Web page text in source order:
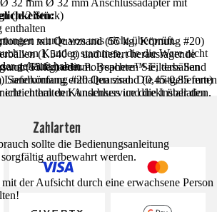
32 mm Ø 32 mm Anschlussadapter mit
(je 2 Stück)
(55 kg) oder Polysphere™-Filterbällen
Sandkörnung #20 Quarzsand (0,45-0,85 mm)
enthalten Kundenservice direkt über den
mit Quarzsand (55 kg, Körnung #20)
(1.540 g) und liefert herausragende
vom Filtermedium. Beachten Sie, dass Sand
enthalten sind. Die mitgelieferten
erleichtern den Anschluss und die Installation.
sollte die Bedienungsanleitung
aufbewahrt werden.
der Aufsicht durch eine erwachsene Person
wurde von uns nicht überprüft.
von Kunden stammen, die die Ware nicht
gekauft haben.
Zahlarten